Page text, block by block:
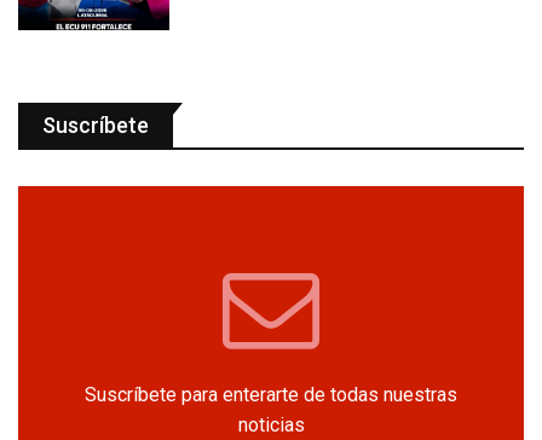
Suscríbete
Suscríbete para enterarte de todas nuestras
noticias